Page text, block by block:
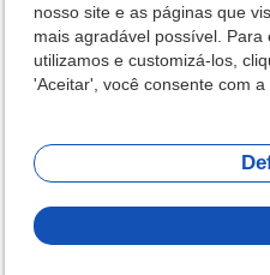
nosso site e as páginas que
mais agradável possível.
utilizamos e customizá-los,
'Aceitar', você consente com a